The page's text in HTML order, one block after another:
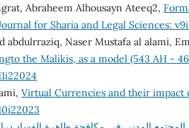
Abraheem Alhousayn Ateeq2,
for Sharia and Legal Sciences:
abdulrraziq, Naser Mustafa al alami,
the Malikis, as a model (543 AH -
Virtual Currencies and their impact